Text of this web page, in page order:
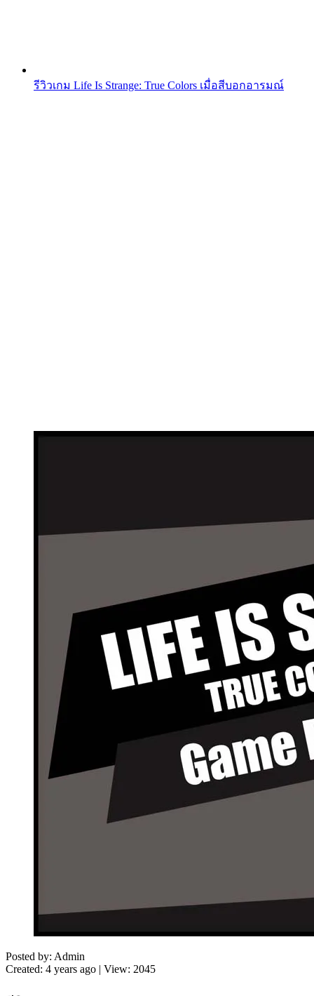
รีวิวเกม Life Is Strange: True Colors เมื่อสีบอกอารมณ์
Posted by: Admin
Created: 4 years ago | View: 2045